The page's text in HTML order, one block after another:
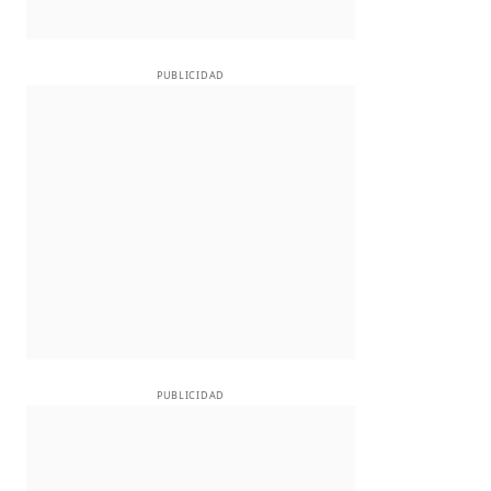
PUBLICIDAD
PUBLICIDAD